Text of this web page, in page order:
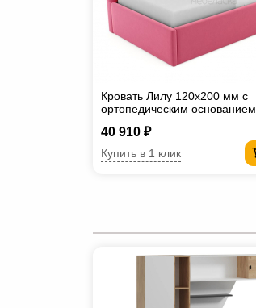
Кровать Лилу 120х200 мм с
ортопедическим основанием
40 910 ₽
Купить в 1 клик